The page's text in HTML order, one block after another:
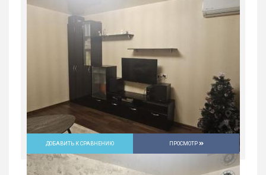
5 200 000
2/5 28.2 м
ДОБАВИТЬ К СРАВНЕНИЮ ПРОСМОТР